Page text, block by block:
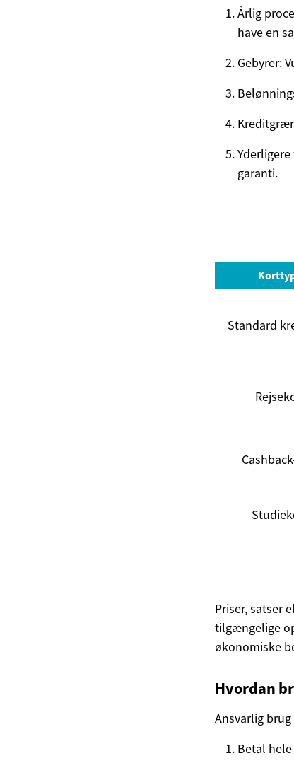
Årlig
have en
Gebyrer:
garanti.
Standard
Priser, satser
tilgængelige
økonomiske
Hvordan
Ansvarlig
Betal